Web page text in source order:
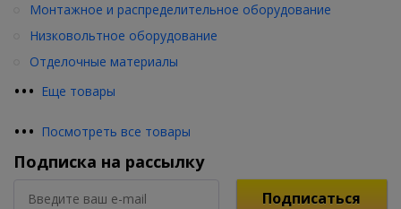
••• Еще товары
Монтажное и распределительное оборудование
Низковольтное оборудование
Отделочные материалы
••• Посмотреть все товары
Подписка на рассылку
Подписаться